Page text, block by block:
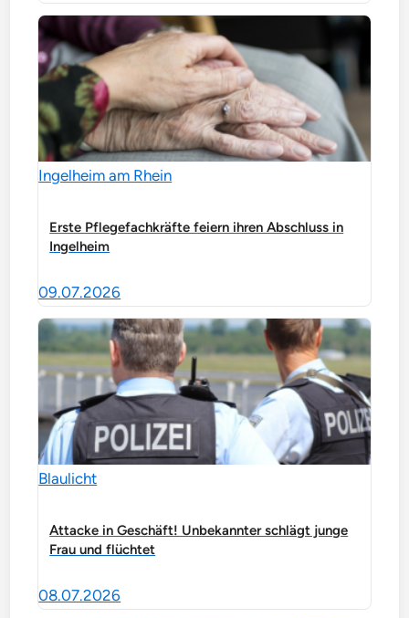
Ingelheim am Rhein
Erste Pflegefachkräfte feiern ihren Abschluss in
Ingelheim
09.07.2026
Blaulicht
Attacke in Geschäft! Unbekannter schlägt junge
Frau und flüchtet
08.07.2026